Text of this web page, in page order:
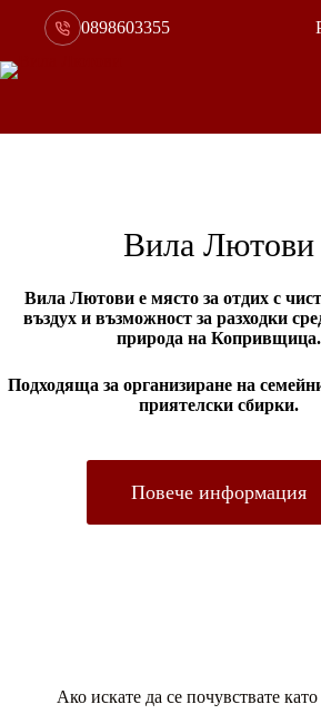
0898603355
Вила Лютови
Вила Лютови е място за отдих с
въздух и възможност за разходки
природа на Копривщица.
Подходяща за организиране на
приятелски сбирки.
Повече информация
Ако искате да се почувствате